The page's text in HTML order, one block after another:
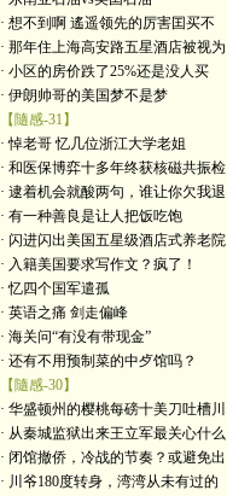
· 想不到啊 遙遥领先的厉害囯买不
· 那年住上海高安路五星酒店被视为
· 小区的房价跌了25%还是没人买
· 伊朗帅哥的美国梦不是梦
【隨感-31】
· 悼老哥 忆几位浙江大学老姐
· 和医保博弈十多年终获核磁共振检
· 逮着机会就酸两句，谁让你欠我退
· 有一种善良是让人把饭吃饱
· 闪进闪出美国五星级酒店式养老院
· 入籍美国要求写作文？疯了！
· 忆四个国军遣孤
· 英语之痛 剑走偏峰
· 海关问“有没有带现金”
· 还有不用预制菜的中歺馆吗？
【隨感-30】
· 华盛顿州的樱桃每磅十美刀吐槽川
· 从秦城监狱出来王立军最关心什么
· 闭馆撤侨，冷战的节奏？或避免出
· 川爷180度转身，湾湾从未有过的